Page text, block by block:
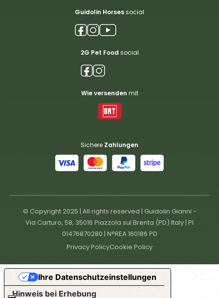
Guidolin Horsessocial
2G Pet Food social
Wie versenden mit
Sichere Zahlungen
© Copyright 2025 | All rights reserved | Guidolin Gianni -
Via Carturo, 58, 35016 Piazzola sul Brenta (PD) Italy | PI
01476870280 | N°REA 160186 PD
Privacy PolicyCookie Policy
Hinweis bei Erhebung
Ihre Datenschutzeinstellungen